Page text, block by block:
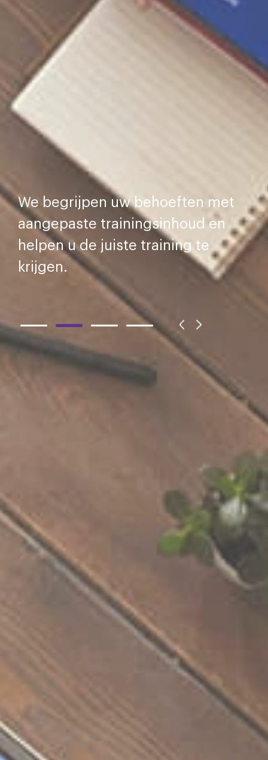
We begrijpen uw behoeften met
aangepaste trainingsinhoud en
helpen u de juiste training te
krijgen.